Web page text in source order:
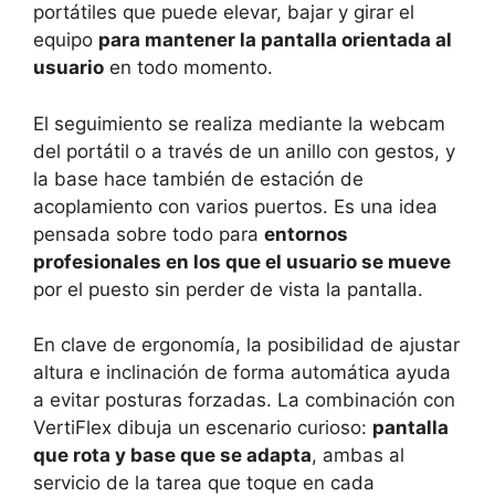
portátiles que puede elevar, bajar y girar el
equipo para mantener la pantalla orientada al
usuario en todo momento.
El seguimiento se realiza mediante la webcam
del portátil o a través de un anillo con gestos, y
la base hace también de estación de
acoplamiento con varios puertos. Es una idea
pensada sobre todo para entornos
profesionales en los que el usuario se mueve
por el puesto sin perder de vista la pantalla.
En clave de ergonomía, la posibilidad de ajustar
altura e inclinación de forma automática ayuda
a evitar posturas forzadas. La combinación con
VertiFlex dibuja un escenario curioso: pantalla
que rota y base que se adapta, ambas al
servicio de la tarea que toque en cada